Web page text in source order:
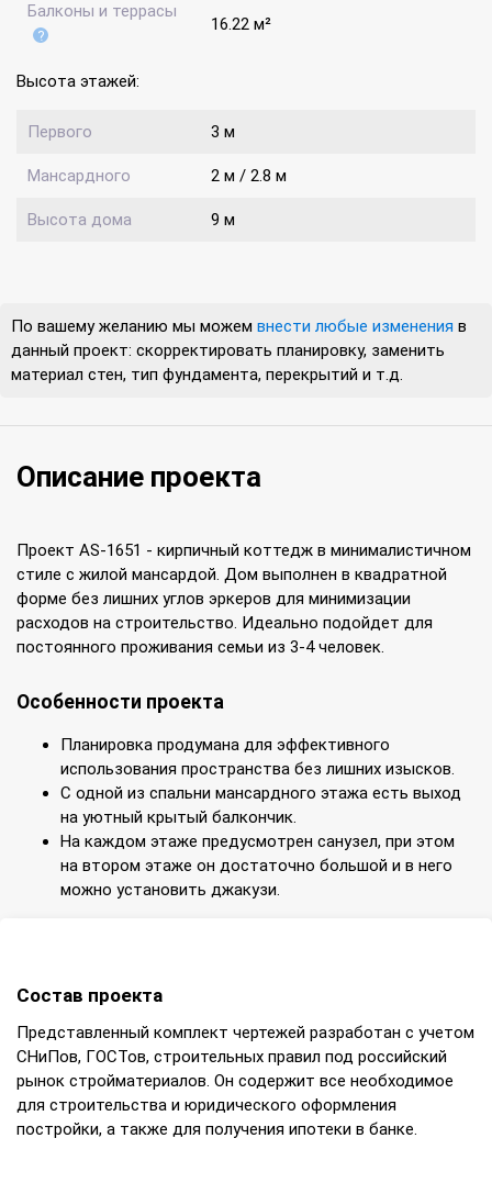
Балконы и террасы
16.22 м²
Высота этажей:
Первого 3 м
Мансардного 2 м / 2.8 м
Высота дома 9 м
По вашему желанию мы можем внести любые изменения в
данный проект: скорректировать планировку, заменить
материал стен, тип фундамента, перекрытий и т.д.
Описание проекта
Проект AS-1651 - кирпичный коттедж в минималистичном
стиле с жилой мансардой. Дом выполнен в квадратной
форме без лишних углов эркеров для минимизации
расходов на строительство. Идеально подойдет для
постоянного проживания семьи из 3-4 человек.
Особенности проекта
Планировка продумана для эффективного
использования пространства без лишних изысков.
С одной из спальни мансардного этажа есть выход
на уютный крытый балкончик.
На каждом этаже предусмотрен санузел, при этом
на втором этаже он достаточно большой и в него
можно установить джакузи.
Состав проекта
Представленный комплект чертежей разработан с учетом
СНиПов, ГОСТов, строительных правил под российский
рынок стройматериалов. Он содержит все необходимое
для строительства и юридического оформления
постройки, а также для получения ипотеки в банке.